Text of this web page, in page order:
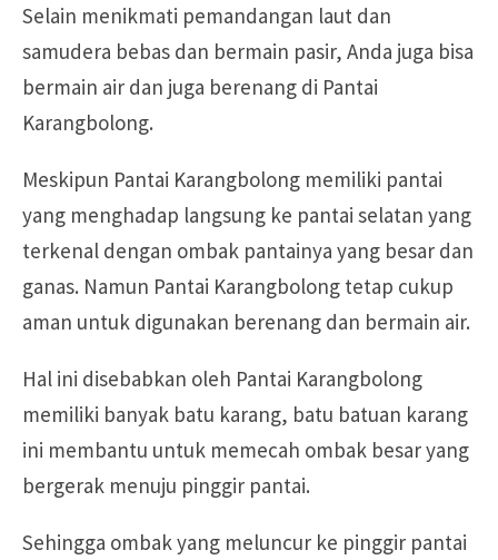
Selain menikmati pemandangan laut dan
samudera bebas dan bermain pasir, Anda juga bisa
bermain air dan juga berenang di Pantai
Karangbolong.
Meskipun Pantai Karangbolong memiliki pantai
yang menghadap langsung ke pantai selatan yang
terkenal dengan ombak pantainya yang besar dan
ganas. Namun Pantai Karangbolong tetap cukup
aman untuk digunakan berenang dan bermain air.
Hal ini disebabkan oleh Pantai Karangbolong
memiliki banyak batu karang, batu batuan karang
ini membantu untuk memecah ombak besar yang
bergerak menuju pinggir pantai.
Sehingga ombak yang meluncur ke pinggir pantai